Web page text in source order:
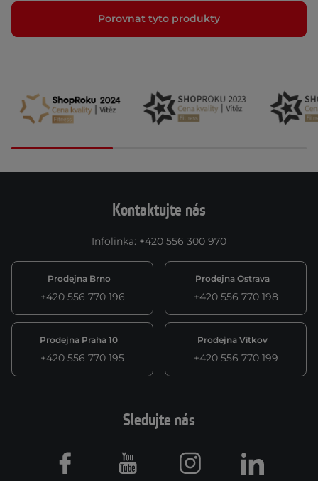
Porovnat tyto produkty
Kontaktujte nás
Infolinka: +420 556 300 970
Prodejna Brno
+420 556 770 196
Prodejna Ostrava
+420 556 770 198
Prodejna Praha 10
+420 556 770 195
Prodejna Vítkov
+420 556 770 199
Sledujte nás
Facebook Youtube Instagram LinkedIn